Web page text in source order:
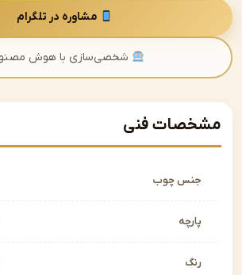
مشاوره در تلگرام
شخصی‌سازی با هوش مصنوعی
فنی
جنس چوب راش